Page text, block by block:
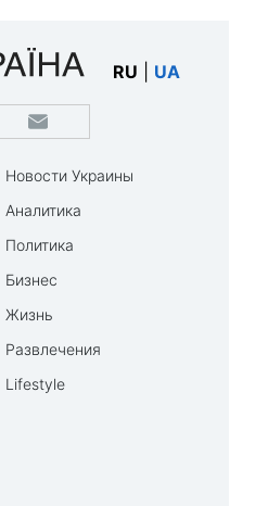
RU UA
Новости Украины
Аналитика
Политика
Бизнес
Жизнь
Развлечения
Lifestyle